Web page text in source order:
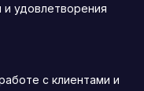
удовлетворения
с клиентами и